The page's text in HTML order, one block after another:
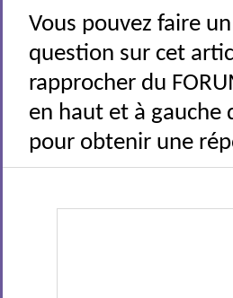
Vous pouvez faire
question sur cet
rapprocher du
en haut et à gauche
pour obtenir une